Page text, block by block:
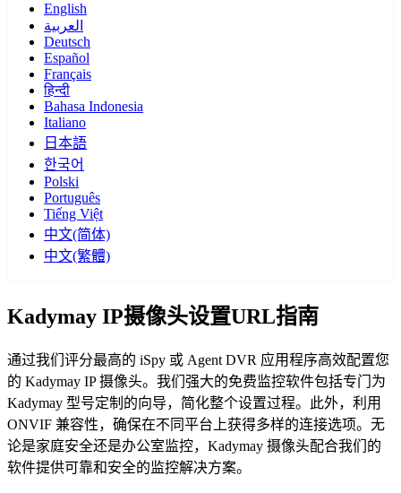
English
العربية
Deutsch
Español
Français
हिन्दी
Bahasa Indonesia
Italiano
日本語
한국어
Polski
Português
Tiếng Việt
中文(简体)
中文(繁體)
Kadymay IP摄像头设置URL指南
通过我们评分最高的 iSpy 或 Agent DVR 应用程序高效配置您
的 Kadymay IP 摄像头。我们强大的免费监控软件包括专门为
Kadymay 型号定制的向导，简化整个设置过程。此外，利用
ONVIF 兼容性，确保在不同平台上获得多样的连接选项。无
论是家庭安全还是办公室监控，Kadymay 摄像头配合我们的
软件提供可靠和安全的监控解决方案。